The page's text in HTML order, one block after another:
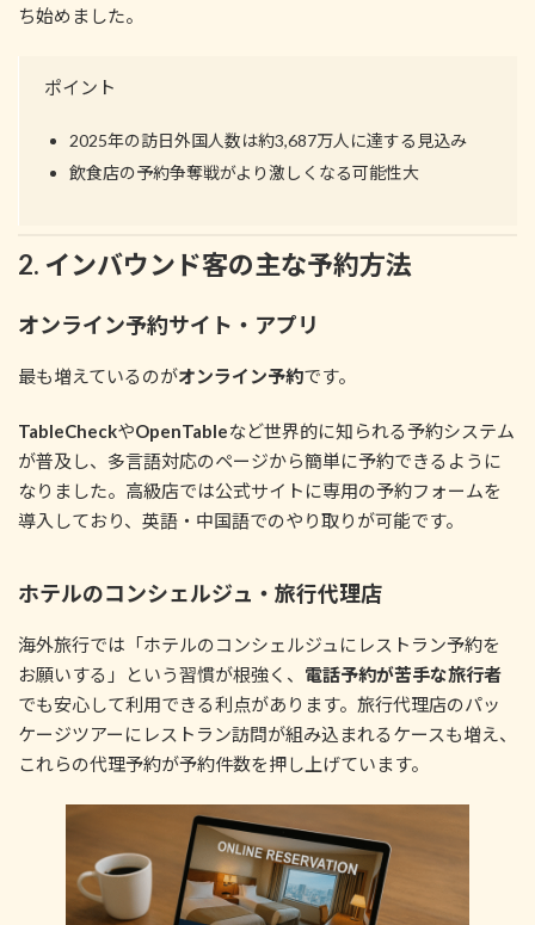
ち始めました。
ポイント
2025年の訪日外国人数は約3,687万人に達する見込み
飲食店の予約争奪戦がより激しくなる可能性大
2. インバウンド客の主な予約方法
オンライン予約サイト・アプリ
最も増えているのがオンライン予約です。
TableCheckやOpenTableなど世界的に知られる予約システム
が普及し、多言語対応のページから簡単に予約できるように
なりました。高級店では公式サイトに専用の予約フォームを
導入しており、英語・中国語でのやり取りが可能です。
ホテルのコンシェルジュ・旅行代理店
海外旅行では「ホテルのコンシェルジュにレストラン予約を
お願いする」という習慣が根強く、 電話予約が苦手な旅行者
でも安心して利用できる利点があります。旅行代理店のパッ
ケージツアーにレストラン訪問が組み込まれるケースも増え、
これらの代理予約が予約件数を押し上げています。